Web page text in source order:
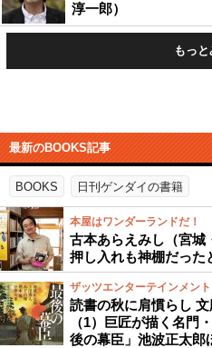
淳一郎）
もっと
最新のBOOKS記事
BOOKS 日刊ゲンダイの書籍
本屋はワンダーランドだ！
古本あらえみし（宮城
押し入れも神棚だった
ザッツエンターテインメント
読書の秋に肩慣らし
（1）巨匠が描く名門
後の幕臣」池波正太郎